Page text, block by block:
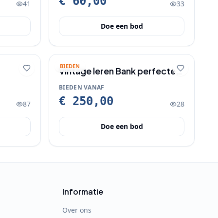
41 33
Doe een bod
87
BIEDEN
Vintage leren Bank perfecte
staat
BIEDEN VANAF
€ 250,00 28
Doe een bod
Informatie
Over ons